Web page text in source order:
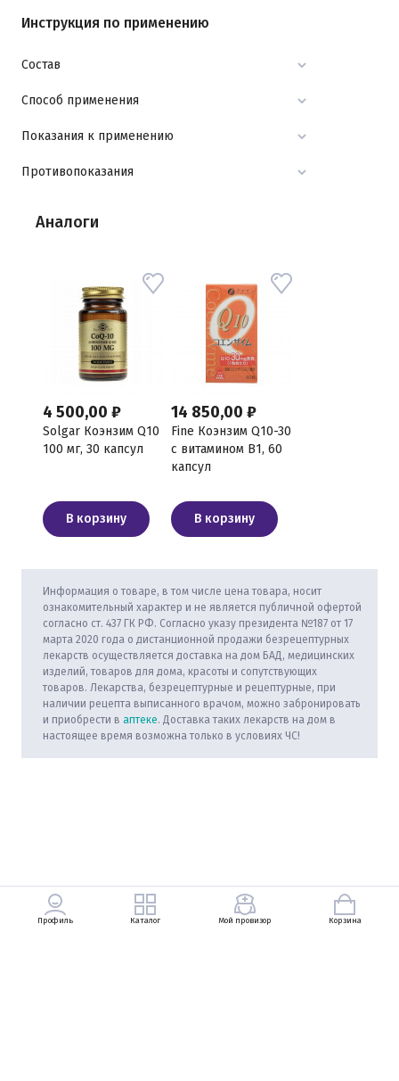
Инструкция по применению
Состав
Способ применения
Показания к применению
Противопоказания
Аналоги
4 500,00 ₽
Solgar Коэнзим Q10
100 мг, 30 капсул
В корзину
14 850,00 ₽
Fine Коэнзим Q10-30
с витамином В1, 60
капсул
В корзину
Информация о товаре, в том числе цена товара, носит
ознакомительный характер и не является публичной офертой
согласно ст. 437 ГК РФ. Согласно указу президента №187 от 17
марта 2020 года о дистанционной продажи безрецептурных
лекарств осуществляется доставка на дом БАД, медицинских
изделий, товаров для дома, красоты и сопутствующих
товаров. Лекарства, безрецептурные и рецептурные, при
наличии рецепта выписанного врачом, можно забронировать
и приобрести в аптеке. Доставка таких лекарств на дом в
настоящее время возможна только в условиях ЧС!
Профиль Каталог Мой провизор Корзина